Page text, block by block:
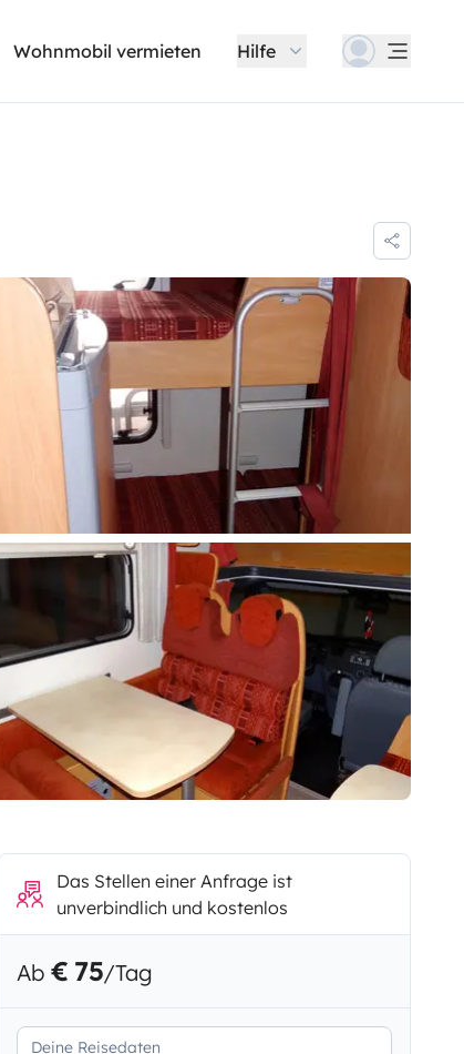
Wohnmobil vermieten Hilfe
Das Stellen einer Anfrage ist
unverbindlich und kostenlos
Ab € 75/Tag
Deine Reisedaten